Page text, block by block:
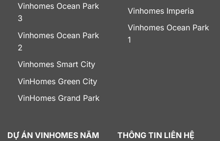
Vinhomes Ocean Park
3
Vinhomes Ocean Park
2
Vinhomes Smart City
VinHomes Green City
VinHomes Grand Park
Vinhomes Imperia
Vinhomes Ocean Park
1
DỰ ÁN VINHOMES NĂM
THÔNG TIN LIÊN HỆ